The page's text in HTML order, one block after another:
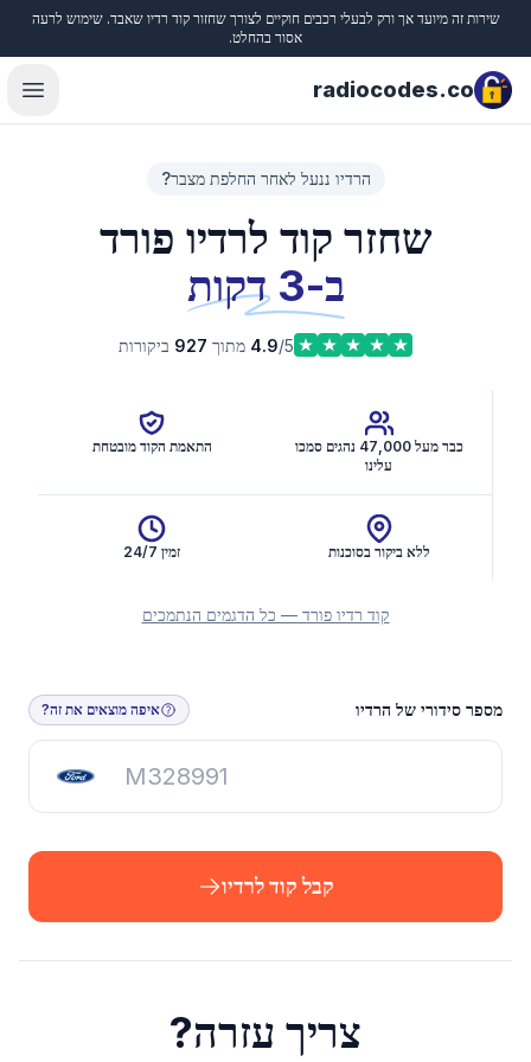
שירות זה מיועד אך ורק לבעלי רכבים חוקיים לצורך שחזור קוד רדיו שאבד. שימוש לרעה
אסור בהחלט.
radiocodes.co
הרדיו ננעל לאחר החלפת מצבר?
שחזר קוד לרדיו פורד
ב-3 דקות
4.9/5 מתוך 927 ביקורות
כבר מעל 47,000 נהגים סמכו
עלינו
התאמת הקוד מובטחת
ללא ביקור בסוכנות זמין 24/7
קוד רדיו פורד — כל הדגמים הנתמכים
קבל קוד לרדיו
מספר סידורי של הרדיו איפה מוצאים את זה?
קבל קוד לרדיו
צריך עזרה?